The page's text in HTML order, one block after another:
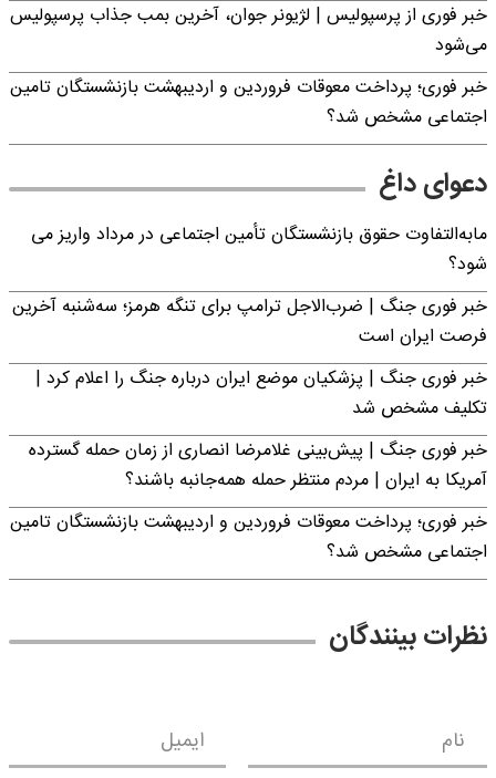
خبر فوری از پرسپولیس | لژیونر جوان، آخرین بمب جذاب پرسپولیس
می‌شود
خبر فوری؛ پرداخت معوقات فروردین و اردیبهشت بازنشستگان تامین
اجتماعی مشخص شد؟
دعوای داغ
مابه‌التفاوت حقوق بازنشستگان تأمین اجتماعی در مرداد واریز می
شود؟
خبر فوری جنگ | ضرب‌الاجل ترامپ برای تنگه هرمز؛ سه‌شنبه آخرین
فرصت ایران است
خبر فوری جنگ | پزشکیان موضع ایران درباره جنگ را اعلام کرد |
تکلیف مشخص شد
خبر فوری جنگ | پیش‌بینی غلامرضا انصاری از زمان حمله گسترده
آمریکا به ایران | مردم منتظر حمله همه‌جانبه باشند؟
خبر فوری؛ پرداخت معوقات فروردین و اردیبهشت بازنشستگان تامین
اجتماعی مشخص شد؟
نظرات بینندگان
نام ایمیل